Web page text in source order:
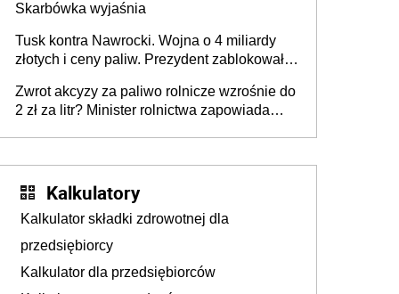
Skarbówka wyjaśnia
Tusk kontra Nawrocki. Wojna o 4 miliardy
złotych i ceny paliw. Prezydent zablokował
wymierzonym we wszystkich polskich
kierowców”
Zwrot akcyzy za paliwo rolnicze wzrośnie do
2 zł za litr? Minister rolnictwa zapowiada
Kalkulatory
Kalkulator składki zdrowotnej dla
przedsiębiorcy
Kalkulator dla przedsiębiorców